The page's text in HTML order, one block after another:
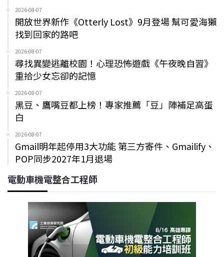
2026-08-07
開放世界新作《Otterly Lost》9月登場 幫可愛海獺
找到回家的路吧
2026-08-07
尋找異變逃離校園！心理恐怖遊戲《午夜晚自習》
重拾少女忘卻的記憶
2026-08-07
黑豆、鷹嘴豆都上榜！專家推薦「豆」陣補足高蛋
白
2026-08-07
Gmail明年起停用3大功能 第三方寄件、Gmailify、
POP同步2027年1月退場
電動車機電整合工程師